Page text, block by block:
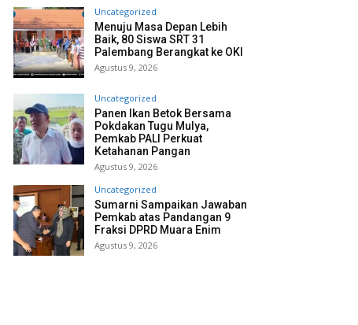
Uncategorized
Menuju Masa Depan Lebih
Baik, 80 Siswa SRT 31
Palembang Berangkat ke OKI
Agustus 9, 2026
Uncategorized
Panen Ikan Betok Bersama
Pokdakan Tugu Mulya,
Pemkab PALI Perkuat
Ketahanan Pangan
Agustus 9, 2026
Uncategorized
Sumarni Sampaikan Jawaban
Pemkab atas Pandangan 9
Fraksi DPRD Muara Enim
Agustus 9, 2026